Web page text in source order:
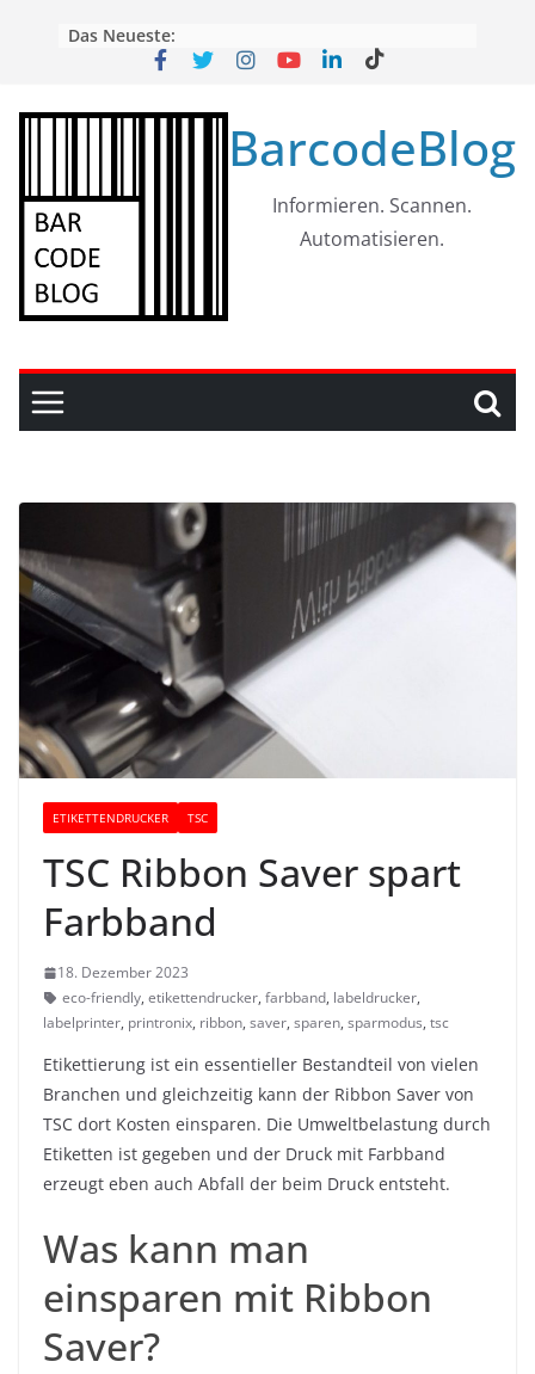
Das Neueste:
BarcodeBlog
Informieren. Scannen.
Automatisieren.
ETIKETTENDRUCKER TSC
TSC Ribbon Saver spart
Farbband
18. Dezember 2023
eco-friendly, etikettendrucker, farbband, labeldrucker,
labelprinter, printronix, ribbon, saver, sparen, sparmodus, tsc
Etikettierung ist ein essentieller Bestandteil von vielen
Branchen und gleichzeitig kann der Ribbon Saver von
TSC dort Kosten einsparen. Die Umweltbelastung durch
Etiketten ist gegeben und der Druck mit Farbband
erzeugt eben auch Abfall der beim Druck entsteht.
Was kann man
einsparen mit Ribbon
Saver?